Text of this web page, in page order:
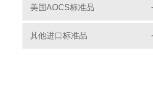
美国AOCS标准品
其他进口标准品